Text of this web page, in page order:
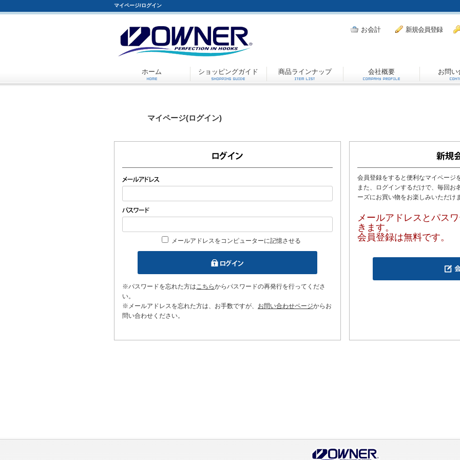
マイページ/ログイン
新規会員登録
お会計
ホーム ショッピングガイド 商品ラインナップ 会社概要 お問い
マイページ(ログイン)
メールアドレスをコンピューターに記憶させる
※パスワードを忘れた方はこちらからパスワードの再発行を行ってくださ
い。
※メールアドレスを忘れた方は、お手数ですが、 お問い合わせページからお
問い合わせください。
会員登録をすると便利なマイページ
また、ログインするだけで、毎回お
ーズにお買い物をお楽しみいただけ
メールアドレスとパス
きます。
会員登録は無料です。